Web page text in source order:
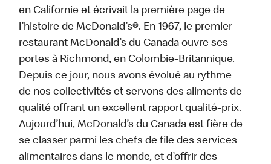
en Californie et écrivait la première page de
l’histoire de McDonald’s®. En 1967, le premier
restaurant McDonald’s du Canada ouvre ses
portes à Richmond, en Colombie-Britannique.
Depuis ce jour, nous avons évolué au rythme
de nos collectivités et servons des aliments de
qualité offrant un excellent rapport qualité-prix.
Aujourd’hui, McDonald’s du Canada est fière de
se classer parmi les chefs de file des services
alimentaires dans le monde, et d’offrir des